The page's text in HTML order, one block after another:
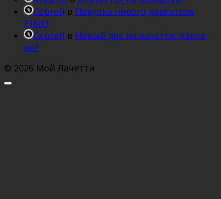
Сергей в Покупка нового двигателя
F16d3
Сергей в Новый двс на лачетти. Каков
он?
© 2026 Мой Лачетти